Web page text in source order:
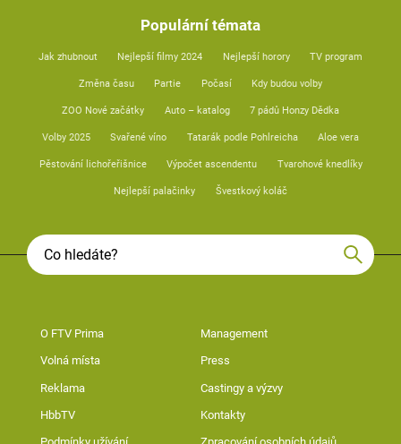
Populární témata
Jak zhubnout Nejlepší filmy 2024 Nejlepší horory TV program
Změna času Partie Počasí Kdy budou volby
ZOO Nové začátky Auto – katalog 7 pádů Honzy Dědka
Volby 2025 Svařené víno Tatarák podle Pohlreicha Aloe vera
Pěstování lichořeřišnice Výpočet ascendentu Tvarohové knedlíky
Nejlepší palačinky Švestkový koláč
O FTV Prima Management
Volná místa Press
Reklama Castingy a výzvy
HbbTV Kontakty